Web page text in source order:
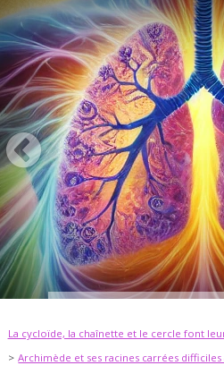
La cycloïde, la chaînette et le cercle font
Archimède et ses racines carrées